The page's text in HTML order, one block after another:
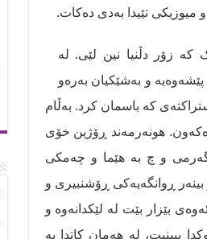
میوزیکی تێیدا بەدی دەکات.
کە زۆر دڵنیا نین لێی. لە
پێشەوەیە و بەشێکیان بەرەو
کە باسمان کرد. بەڵام
هونەرمەند ڕۆژین خۆی
گەرمی و چ بە هێما و چەمکی
ڕوانگەیەکی ڕۆشنبیری و
بێزار بێت لە لێکدانەوە و
ببینیت، لە هەمان کاتدا بە